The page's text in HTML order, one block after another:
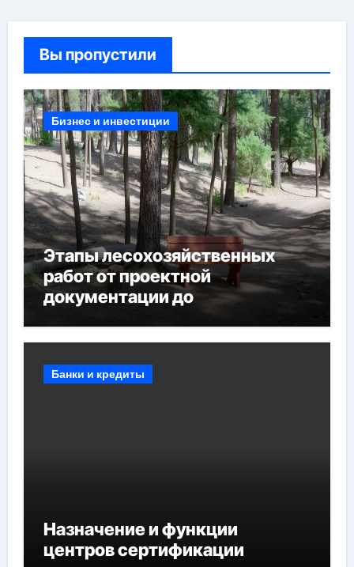
Вы пропустили
Бизнес и инвестиции
Этапы лесохозяйственных
работ от проектной
документации до
мероприятий и обустройства
Банки и кредиты
Назначение и функции
центров сертификации